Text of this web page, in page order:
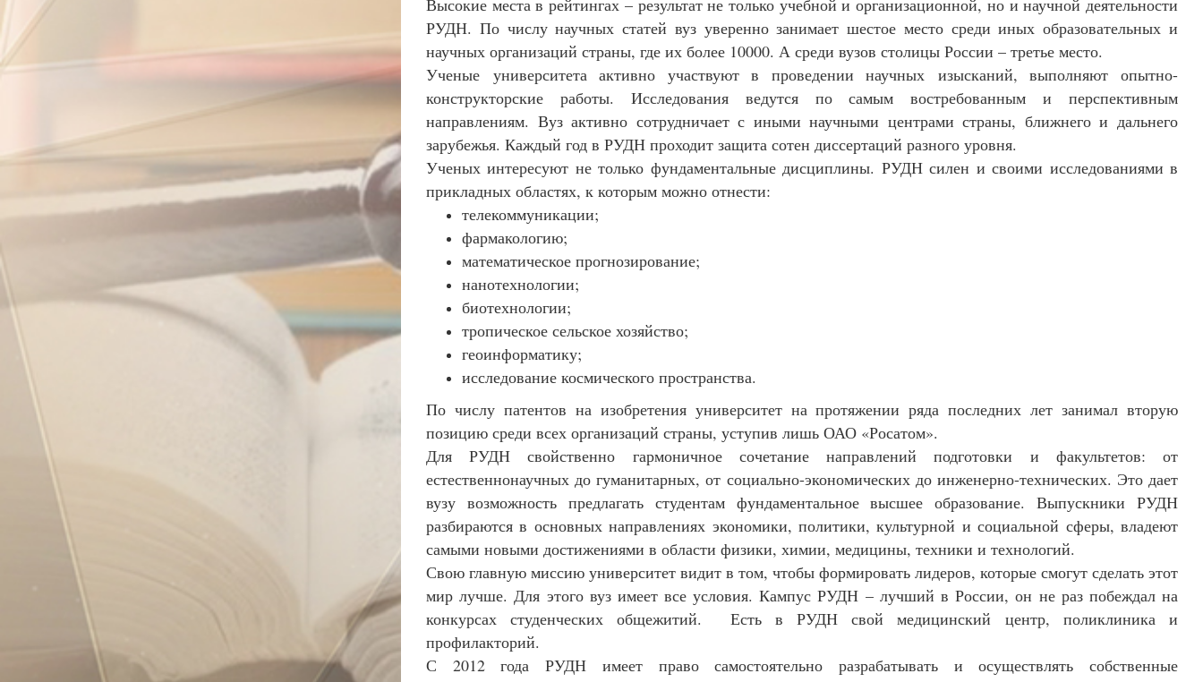
РУДН. По числу научных статей вуз уверенно занимает шестое место среди иных образовательных и
научных организаций страны, где их более 10000. А среди вузов столицы России – третье место.
Ученые университета активно участвуют в проведении научных изысканий, выполняют опытно-
конструкторские работы. Исследования ведутся по самым востребованным и перспективным
направлениям. Вуз активно сотрудничает с иными научными центрами страны, ближнего и дальнего
зарубежья. Каждый год в РУДН проходит защита сотен диссертаций разного уровня.
Ученых интересуют не только фундаментальные дисциплины. РУДН силен и своими исследованиями в
прикладных областях, к которым можно отнести:
телекоммуникации;
фармакологию;
математическое прогнозирование;
нанотехнологии;
биотехнологии;
тропическое сельское хозяйство;
геоинформатику;
исследование космического пространства.
По числу патентов на изобретения университет на протяжении ряда последних лет занимал вторую
позицию среди всех организаций страны, уступив лишь ОАО «Росатом».
Для РУДН свойственно гармоничное сочетание направлений подготовки и факультетов: от
естественнонаучных до гуманитарных, от социально-экономических до инженерно-технических. Это дает
вузу возможность предлагать студентам фундаментальное высшее образование. Выпускники РУДН
разбираются в основных направлениях экономики, политики, культурной и социальной сферы, владеют
самыми новыми достижениями в области физики, химии, медицины, техники и технологий.
Свою главную миссию университет видит в том, чтобы формировать лидеров, которые смогут сделать этот
мир лучше. Для этого вуз имеет все условия. Кампус РУДН – лучший в России, он не раз побеждал на
конкурсах студенческих общежитий. Есть в РУДН свой медицинский центр, поликлиника и
профилакторий.
С 2012 года РУДН имеет право самостоятельно разрабатывать и осуществлять собственные